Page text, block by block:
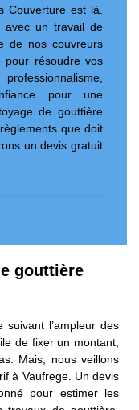
Couverture est là.
avec un travail de
de nos couvreurs
pour résoudre vos
pour une
de gouttière
que doit
un devis gratuit
gouttière
suivant l’ampleur des
de fixer un montant,
Mais, nous veillons
à Vaufrege. Un devis
pour estimer les